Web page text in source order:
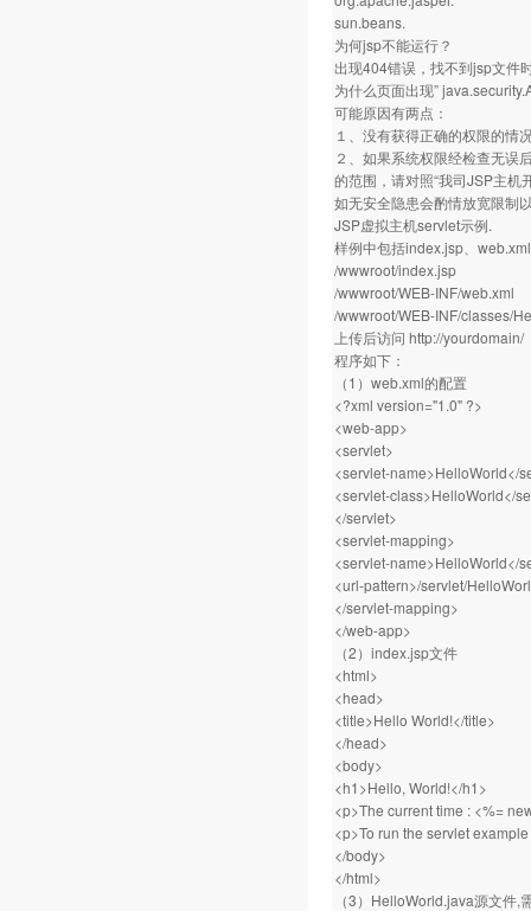
sun.beans.
为何jsp不能运行？
出现404错误，找不到jsp文件
为什么页面出现”
可能原因有两点：
１、没有获得正确的权限的情
２、如果系统权限经检查无误
的范围，请对照“我司JSP主机
如无安全隐患会酌情放宽限制
JSP虚拟主机servlet示例.
样例中包括index.jsp、
/wwwroot/index.jsp
/wwwroot/WEB-INF/web.xml
/wwwroot/WEB-INF/classes/
上传后访问 http://yourdomain/
程序如下：
（1）web.xml的配置
<?xml version="1.0" ?>
<web-app>
<servlet>
<servlet-name>HelloWorld</
<servlet-class>HelloWorld</
</servlet>
<servlet-mapping>
<servlet-name>HelloWorld</
<url-pattern>/servlet/
</servlet-mapping>
</web-app>
（2）index.jsp文件
<html>
<head>
<title>Hello World!</title>
</head>
<body>
<h1>Hello, World!</h1>
<p>The current time : <%=
<p>To run the servlet
</body>
</html>
（3）HelloWorld.java源文件